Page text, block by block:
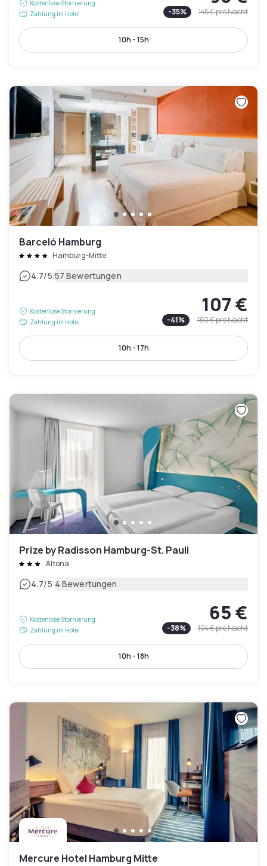
Kostenlose Stornierung
Zahlung im Hotel
-35% 145 €pro Nacht
10h - 15h
Barceló Hamburg
Hamburg-Mitte
4.7/5|57 Bewertungen
Kostenlose Stornierung
Zahlung im Hotel
107 €
-41% 180 €pro Nacht
10h - 17h
Prize by Radisson Hamburg-St. Pauli
Altona
4.7/5|4 Bewertungen
Kostenlose Stornierung
Zahlung im Hotel
65 €
-38% 104 €pro Nacht
10h - 18h
Mercure Hotel Hamburg Mitte